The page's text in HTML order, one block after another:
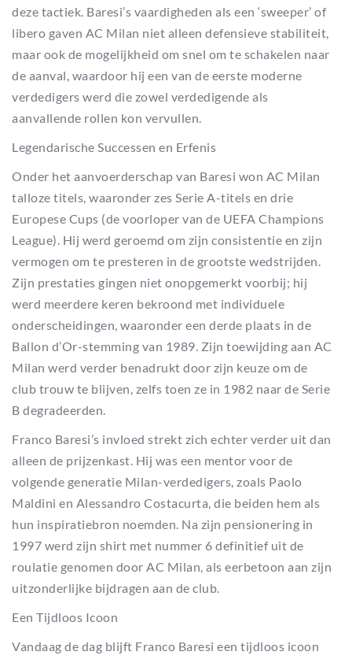
deze tactiek. Baresi’s vaardigheden als een ‘sweeper’ of
libero gaven AC Milan niet alleen defensieve stabiliteit,
maar ook de mogelijkheid om snel om te schakelen naar
de aanval, waardoor hij een van de eerste moderne
verdedigers werd die zowel verdedigende als
aanvallende rollen kon vervullen.
Legendarische Successen en Erfenis
Onder het aanvoerderschap van Baresi won AC Milan
talloze titels, waaronder zes Serie A-titels en drie
Europese Cups (de voorloper van de UEFA Champions
League). Hij werd geroemd om zijn consistentie en zijn
vermogen om te presteren in de grootste wedstrijden.
Zijn prestaties gingen niet onopgemerkt voorbij; hij
werd meerdere keren bekroond met individuele
onderscheidingen, waaronder een derde plaats in de
Ballon d’Or-stemming van 1989. Zijn toewijding aan AC
Milan werd verder benadrukt door zijn keuze om de
club trouw te blijven, zelfs toen ze in 1982 naar de Serie
B degradeerden.
Franco Baresi’s invloed strekt zich echter verder uit dan
alleen de prijzenkast. Hij was een mentor voor de
volgende generatie Milan-verdedigers, zoals Paolo
Maldini en Alessandro Costacurta, die beiden hem als
hun inspiratiebron noemden. Na zijn pensionering in
1997 werd zijn shirt met nummer 6 definitief uit de
roulatie genomen door AC Milan, als eerbetoon aan zijn
uitzonderlijke bijdragen aan de club.
Een Tijdloos Icoon
Vandaag de dag blijft Franco Baresi een tijdloos icoon